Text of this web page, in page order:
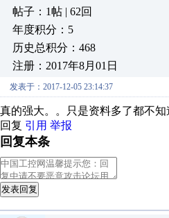
帖子：1帖 | 62回
年度积分：5
历史总积分：468
注册：2017年8月01日
发表于：2017-12-05 23:14:37
真的强大。。只是资料多了都不知
回复 引用 举报
回复本条
发表回复